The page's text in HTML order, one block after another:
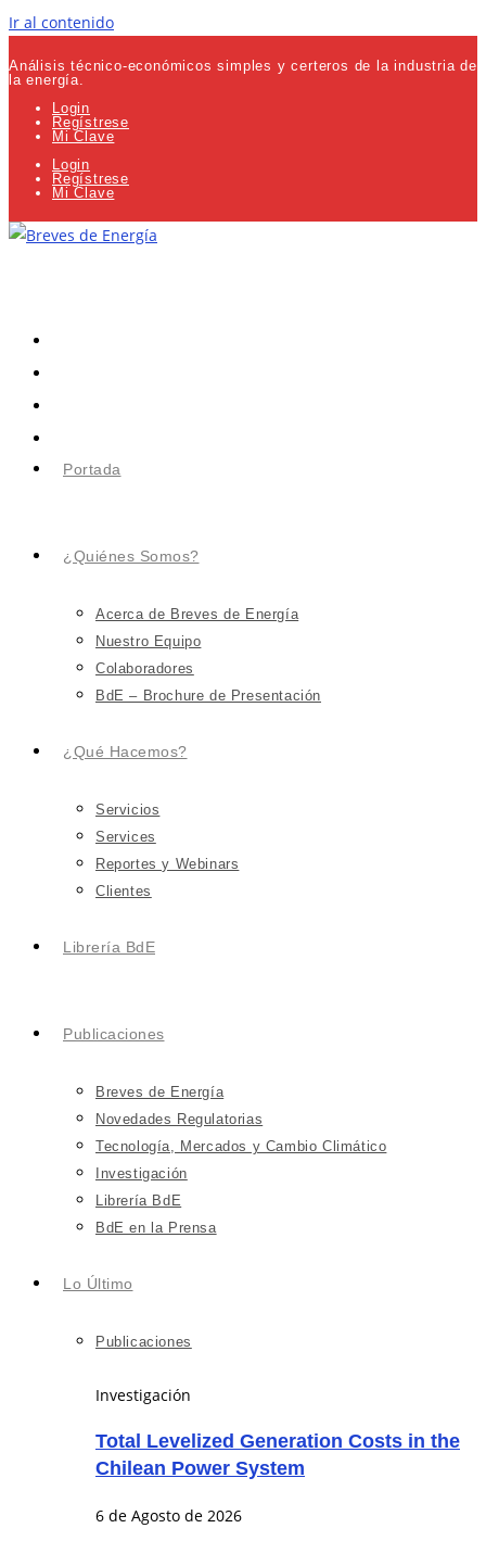
Ir al contenido
Análisis técnico-económicos simples y certeros de la industria de
la energía.
Login
Regístrese
Mi Clave
Login
Regístrese
Mi Clave
Portada
¿Quiénes Somos?
Acerca de Breves de Energía
Nuestro Equipo
Colaboradores
BdE – Brochure de Presentación
¿Qué Hacemos?
Servicios
Services
Reportes y Webinars
Clientes
Librería BdE
Publicaciones
Breves de Energía
Novedades Regulatorias
Tecnología, Mercados y Cambio Climático
Investigación
Librería BdE
BdE en la Prensa
Lo Último
Publicaciones
Investigación
Total Levelized Generation Costs in the
Chilean Power System
6 de Agosto de 2026